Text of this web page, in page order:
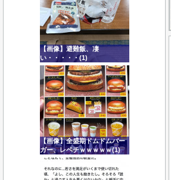
【画像】避難飯、凄
い・・・・・(1)
【画像】全盛期ドムドムバー
ガー、レベチｗｗｗｗｗ(1)